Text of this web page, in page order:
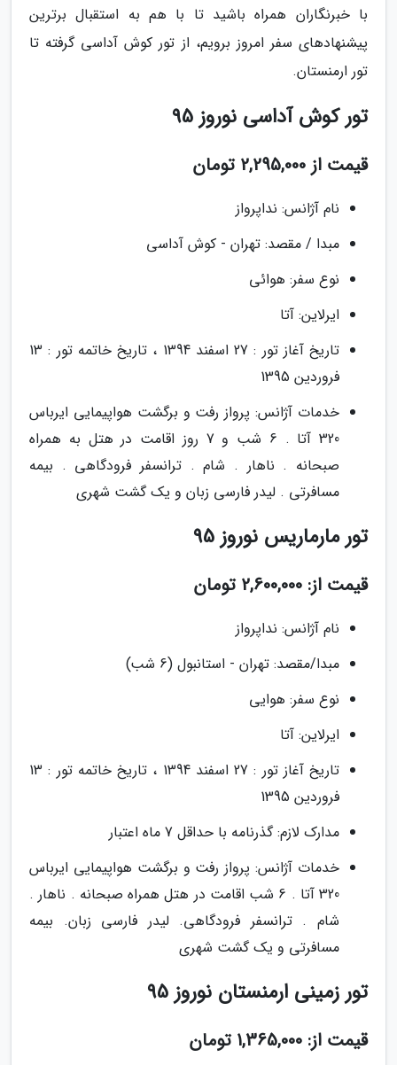
با خبرنگاران همراه باشید تا با هم به استقبال برترین
پیشنهادهای سفر امروز برویم، از تور کوش آداسی گرفته تا
تور ارمنستان.
تور کوش آداسی نوروز 95
قیمت از 2,295,000 تومان
نام آژانس: نداپرواز
مبدا / مقصد: تهران - کوش آداسی
نوع سفر: هوائی
ایرلاین: آتا
تاریخ آغاز تور : 27 اسفند 1394 ، تاریخ خاتمه تور : 13
فروردین 1395
خدمات آژانس: پرواز رفت و برگشت هواپیمایی ایرباس
320 آتا . 6 شب و 7 روز اقامت در هتل به همراه
صبحانه . ناهار . شام . ترانسفر فرودگاهی . بیمه
مسافرتی . لیدر فارسی زبان و یک گشت شهری
تور مارماریس نوروز 95
قیمت از: 2,600,000 تومان
نام آژانس: نداپرواز
مبدا/مقصد: تهران - استانبول (6 شب)
نوع سفر: هوایی
ایرلاین: آتا
تاریخ آغاز تور : 27 اسفند 1394 ، تاریخ خاتمه تور : 13
فروردین 1395
مدارک لازم: گذرنامه با حداقل 7 ماه اعتبار
خدمات آژانس: پرواز رفت و برگشت هواپیمایی ایرباس
320 آتا . 6 شب اقامت در هتل همراه صبحانه . ناهار .
شام . ترانسفر فرودگاهی. لیدر فارسی زبان. بیمه
مسافرتی و یک گشت شهری
تور زمینی ارمنستان نوروز 95
قیمت از: 1,365,000 تومان